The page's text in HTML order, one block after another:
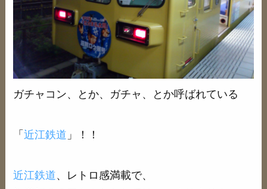
ガチャコン、とか、ガチャ、とか呼ばれている
「近江鉄道 」！！
近江鉄道、レトロ感満載で、